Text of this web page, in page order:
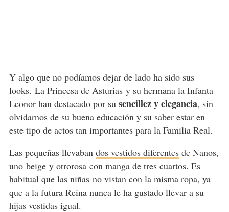
Y algo que no podíamos dejar de lado ha sido sus
looks. La Princesa de Asturias y su hermana la Infanta
Leonor han destacado por su sencillez y elegancia, sin
olvidarnos de su buena educación y su saber estar en
este tipo de actos tan importantes para la Familia Real.
Las pequeñas llevaban dos vestidos diferentesde Nanos,
uno beige y otrorosa con manga de tres cuartos. Es
habitual que las niñas no vistan con la misma ropa, ya
que a la futura Reina nunca le ha gustado llevar a su
hijas vestidas igual.